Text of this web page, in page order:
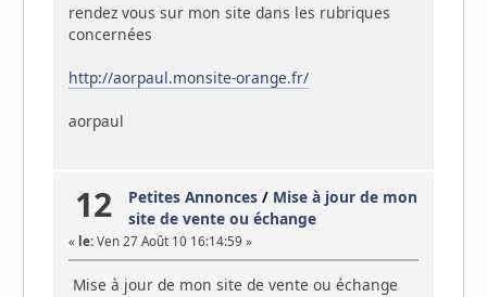
rendez vous sur mon site dans les rubriques
concernées
http://aorpaul.monsite-orange.fr/
aorpaul
12 Petites Annonces / Mise à jour de mon
site de vente ou échange
« le:Ven 27 Août 10 16:14:59 »
Mise à jour de mon site de vente ou échange